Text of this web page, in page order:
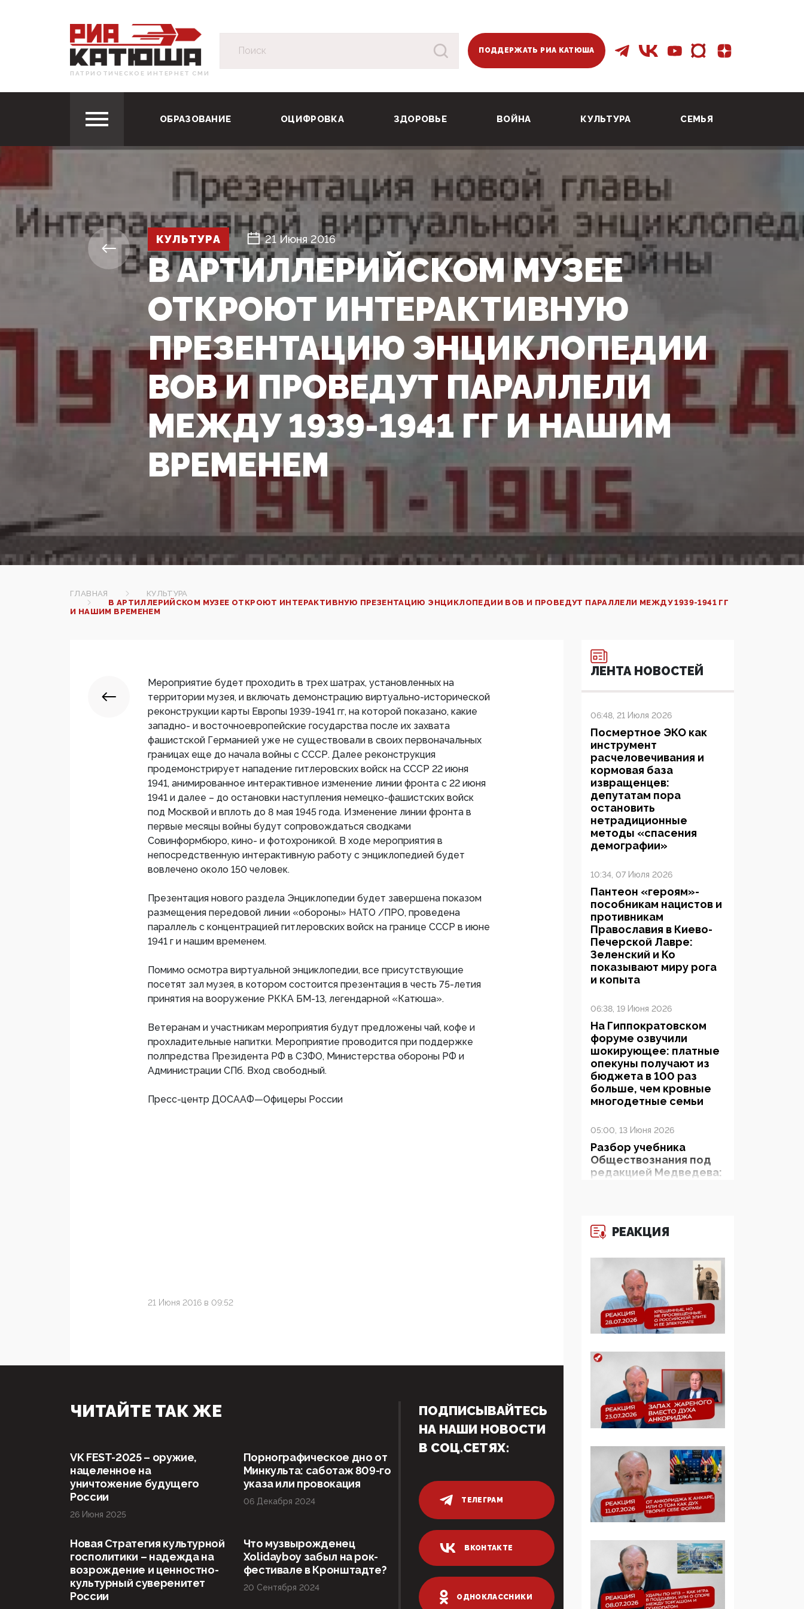
ПАТРИОТИЧЕСКОЕ ИНТЕРНЕТ СМИ
ПОДДЕРЖАТЬ РИА КАТЮША
ОБРАЗОВАНИЕ ОЦИФРОВКА ЗДОРОВЬЕ ВОЙНА КУЛЬТУРА СЕМЬЯ
КУЛЬТУРА 21 Июня 2016
В АРТИЛЛЕРИЙСКОМ МУЗЕЕ
ОТКРОЮТ ИНТЕРАКТИВНУЮ
ПРЕЗЕНТАЦИЮ ЭНЦИКЛОПЕДИИ
ВОВ И ПРОВЕДУТ ПАРАЛЛЕЛИ
МЕЖДУ 1939-1941 ГГ И НАШИМ
ВРЕМЕНЕМ
ГЛАВНАЯ
КУЛЬТУРА
В АРТИЛЛЕРИЙСКОМ МУЗЕЕ ОТКРОЮТ ИНТЕРАКТИВНУЮ ПРЕЗЕНТАЦИЮ ЭНЦИКЛОПЕДИИ ВОВ И ПРОВЕДУТ ПАРАЛЛЕЛИ МЕЖДУ 1939-1941 ГГ
И НАШИМ ВРЕМЕНЕМ
Мероприятие будет проходить в трех шатрах, установленных на
территории музея, и включать демонстрацию виртуально-исторической
реконструкции карты Европы 1939-1941 гг, на которой показано, какие
западно- и восточноевропейские государства после их захвата
фашистской Германией уже не существовали в своих первоначальных
границах еще до начала войны с СССР. Далее реконструкция
продемонстрирует нападение гитлеровских войск на СССР 22 июня
1941, анимированное интерактивное изменение линии фронта с 22 июня
1941 и далее – до остановки наступления немецко-фашистских войск
под Москвой и вплоть до 8 мая 1945 года. Изменение линии фронта в
первые месяцы войны будут сопровождаться сводками
Совинформбюро, кино- и фотохроникой. В ходе мероприятия в
непосредственную интерактивную работу с энциклопедией будет
вовлечено около 150 человек.
Презентация нового раздела Энциклопедии будет завершена показом
размещения передовой линии «обороны» НАТО /ПРО, проведена
параллель с концентрацией гитлеровских войск на границе СССР в июне
1941 г и нашим временем.
Помимо осмотра виртуальной энциклопедии, все присутствующие
посетят зал музея, в котором состоится презентация в честь 75-летия
принятия на вооружение РККА БМ-13, легендарной «Катюша».
Ветеранам и участникам мероприятия будут предложены чай, кофе и
прохладительные напитки. Мероприятие проводится при поддержке
полпредства Президента РФ в СЗФО, Министерства обороны РФ и
Администрации СПб. Вход свободный.
Пресс-центр ДОСААФ—Офицеры России
21 Июня 2016 в 09:52
ЛЕНТА НОВОСТЕЙ
06:48, 21 Июля 2026
Посмертное ЭКО как
инструмент
расчеловечивания и
кормовая база
извращенцев:
депутатам пора
остановить
нетрадиционные
методы «спасения
демографии»
10:34, 07 Июля 2026
Пантеон «героям»-
пособникам нацистов и
противникам
Православия в Киево-
Печерской Лавре:
Зеленский и Ко
показывают миру рога
и копыта
06:38, 19 Июня 2026
На Гиппократовском
форуме озвучили
шокирующее: платные
опекуны получают из
бюджета в 100 раз
больше, чем кровные
многодетные семьи
05:00, 13 Июня 2026
Разбор учебника
Обществознания под
редакцией Медведева:
двоемыслия
Прокуратура наконец
увидела
экстремистскую
деятельность ИИТО
ЮНЕСКО в России, но
цифроглобалисты
определять повестку в
образовании
09:43, 01 Июня 2026
5G за счет здоровья
граждан: Минцифры
регионов и
муниципалитетов право
защищать жилые дома
и социальные объекты
от ЭМИ
Роскомнадзор
освободили от борца с
деструктивным и
опасным контентом
РЕАКЦИЯ
ЧИТАЙТЕ ТАК ЖЕ
VK FEST-2025 – оружие,
нацеленное на
уничтожение будущего
России
26 Июня 2025
Порнографическое дно от
Минкульта: саботаж 809-го
указа или провокация
06 Декабря 2024
Новая Стратегия культурной
госполитики – надежда на
возрождение и ценностно-
культурный суверенитет
России
Что музвырожденец
Xolidayboy забыл на рок-
фестивале в Кронштадте?
20 Сентября 2024
ПОДПИСЫВАЙТЕСЬ
НА НАШИ НОВОСТИ
В СОЦ.СЕТЯХ:
ТЕЛЕГРАМ
ВКОНТАКТЕ
ОДНОКЛАССНИКИ